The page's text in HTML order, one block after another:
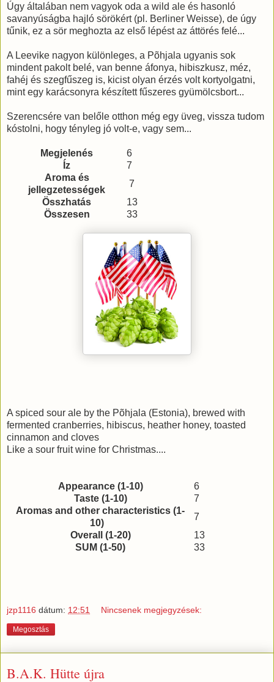
Úgy általában nem vagyok oda a wild ale és hasonló
savanyúságba hajló sörökért (pl. Berliner Weisse), de úgy
tűnik, ez a sör meghozta az első lépést az áttörés felé...
A Leevike nagyon különleges, a Põhjala ugyanis sok
mindent pakolt belé, van benne áfonya, hibiszkusz, méz,
fahéj és szegfűszeg is, kicist olyan érzés volt kortyolgatni,
mint egy karácsonyra készített fűszeres gyümölcsbort...
Szerencsére van belőle otthon még egy üveg, vissza tudom
kóstolni, hogy tényleg jó volt-e, vagy sem...
Megjelenés
6
Íz
7
Aroma és
jellegzetességek
7
Összhatás
13
Összesen
33
A spiced sour ale by the Põhjala (Estonia), brewed with
fermented cranberries, hibiscus, heather honey, toasted
cinnamon and cloves
Like a sour fruit wine for Christmas....
Appearance (1-10)
6
Taste (1-10)
7
Aromas and other characteristics (1-
10)
7
Overall (1-20)
13
SUM (1-50)
33
jzp1116 dátum: 12:51 Nincsenek megjegyzések:
Megosztás
B.A.K. Hütte újra